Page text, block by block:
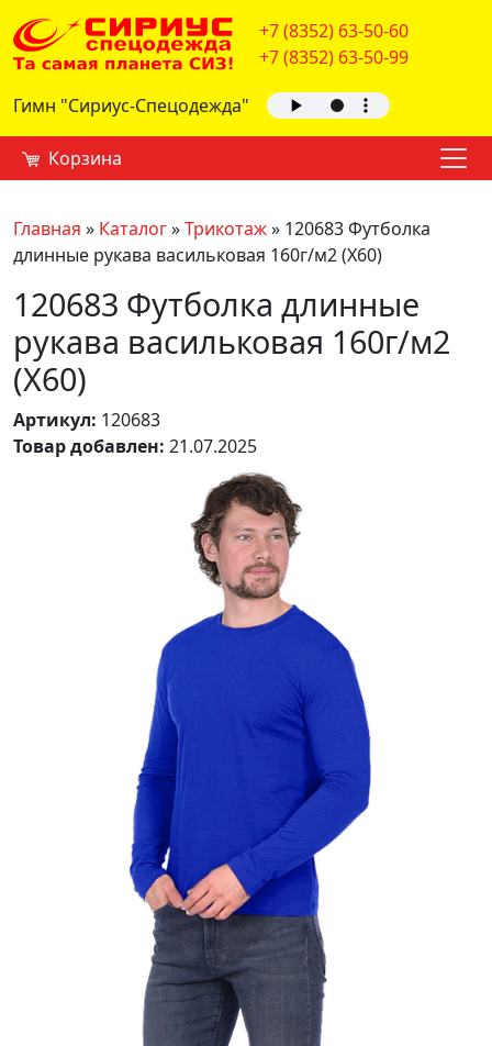
+7 (8352) 63-50-60
+7 (8352) 63-50-99
Гимн "Сириус-Спецодежда"
Корзина
Главная » Каталог»Трикотаж» 120683 Футболка
длинные рукава васильковая 160г/м2 (Х60)
120683 Футболка длинные
рукава васильковая 160г/м2
(Х60)
Артикул: 120683
Товар добавлен: 21.07.2025